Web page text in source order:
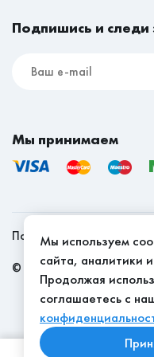
днях.
Подпишись и следи
Мы принимаем
© 2026, Мебель Эконом -
ПолитикаМы используем
сайта, аналитики
Продолжая
соглашаетесь с